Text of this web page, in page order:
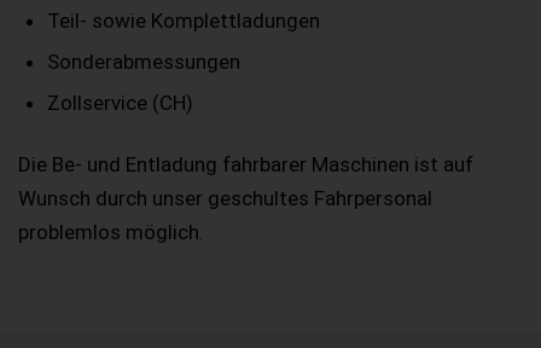
Teil- sowie Komplettladungen
Sonderabmessungen
Zollservice (CH)
Die Be- und Entladung fahrbarer Maschinen ist auf
Wunsch durch unser geschultes Fahrpersonal
problemlos möglich.